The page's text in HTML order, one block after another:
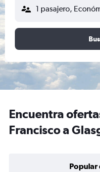
1 pasajero,
Encuentra
Francisco a
Popular